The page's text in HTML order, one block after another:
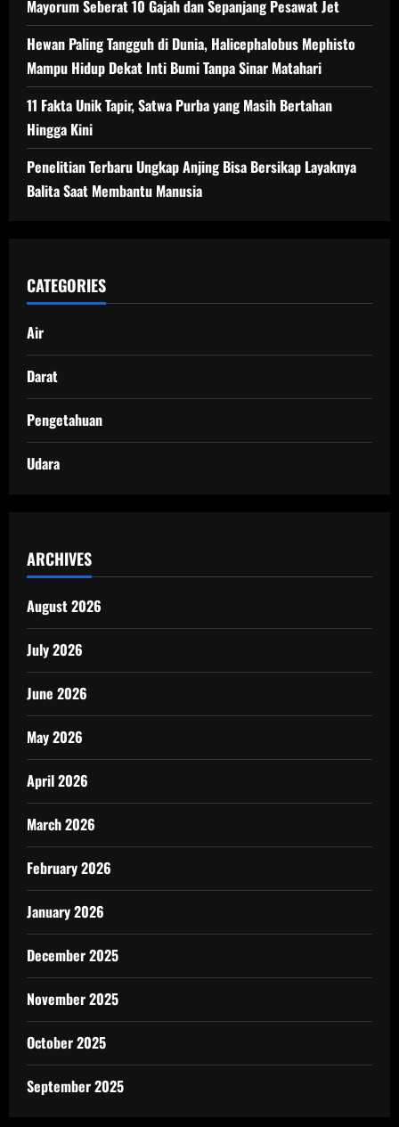
Mayorum Seberat 10 Gajah dan Sepanjang Pesawat Jet
Hewan Paling Tangguh di Dunia, Halicephalobus Mephisto
Mampu Hidup Dekat Inti Bumi Tanpa Sinar Matahari
11 Fakta Unik Tapir, Satwa Purba yang Masih Bertahan
Hingga Kini
Penelitian Terbaru Ungkap Anjing Bisa Bersikap Layaknya
Balita Saat Membantu Manusia
CATEGORIES
Air
Darat
Pengetahuan
Udara
ARCHIVES
August 2026
July 2026
June 2026
May 2026
April 2026
March 2026
February 2026
January 2026
December 2025
November 2025
October 2025
September 2025